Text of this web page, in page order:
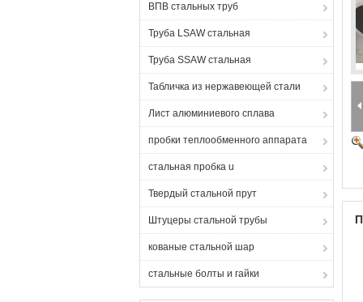
ВПВ стальных труб
Труба LSAW стальная
Труба SSAW стальная
Табличка из нержавеющей стали
Лист алюминиевого сплава
пробки теплообменного аппарата
стальная пробка u
Твердый стальной прут
Штуцеры стальной трубы
кованые стальной шар
стальные болты и гайки